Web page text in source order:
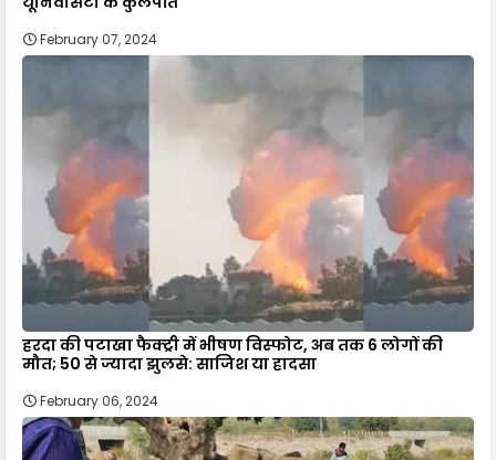
February 07, 2024
हरदा की पटाखा फैक्ट्री में भीषण विस्फोट, अब तक 6 लोगों की
मौत; 50 से ज्यादा झुलसे: साजिश या हादसा
February 06, 2024